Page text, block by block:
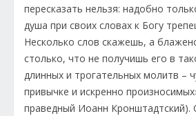
пересказать нельзя: надобно
душа при своих словах к Богу
Несколько слов скажешь, а
столько, что не получишь его в
длинных и трогательных молитв –
привычке и искренно
праведный Иоанн Кронштадтский).